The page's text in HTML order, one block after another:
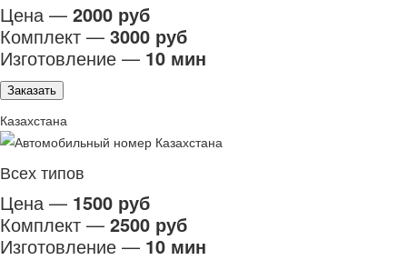
Цена — 2000 руб
Комплект — 3000 руб
Изготовление — 10 мин
Заказать
Казахстана
Всех типов
Цена — 1500 руб
Комплект — 2500 руб
Изготовление — 10 мин